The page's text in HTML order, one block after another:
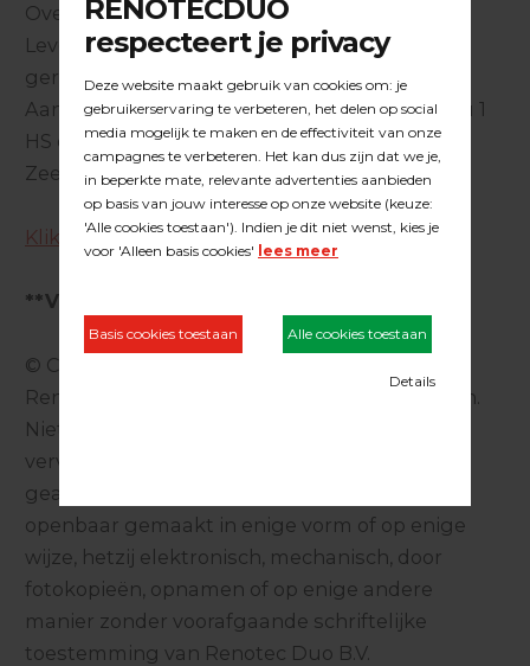
Overschuurbaar, toplaagbehandeling
Leverbaar in 3 verschillende sterktes: enkel
gerookt, dubbel gerookt en zwart gerookt
Aansprekende kleurencombinaties met Euku 1
HS en Oli-Natura HS Coloröl
Zeer gunstige prijs per m2
Klik hier voor de gebruiksaanwijzing
**VORSTVRIJ BEWAREN**
© Copyright - Dit product is eigendom van
Renotec duo® B.V. Alle rechten voorbehouden.
Niets uit deze uitgave mag worden
verveelvoudigd, opgeslagen in een
geautomatiseerd gegevensbestand en/of
openbaar gemaakt in enige vorm of op enige
wijze, hetzij elektronisch, mechanisch, door
fotokopieën, opnamen of op enige andere
manier zonder voorafgaande schriftelijke
toestemming van Renotec Duo B.V.